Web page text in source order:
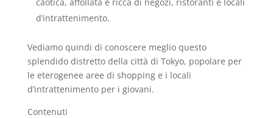
d’intrattenimento.
Vediamo quindi di conoscere meglio questo
splendido distretto della città di Tokyo, popolare per
le eterogenee aree di shopping e i locali
d’intrattenimento per i giovani.
Contenuti